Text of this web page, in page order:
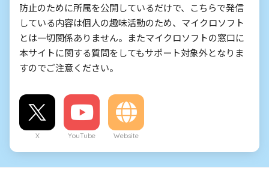
防止のために所属を公開しているだけで、こちらで発信
している内容は個人の趣味活動のため、マイクロソフト
とは一切関係ありません。またマイクロソフトの窓口に
本サイトに関する質問をしてもサポート対象外となりま
すのでご注意ください。
X YouTube Website